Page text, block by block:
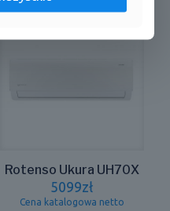
Rotenso Ukura UH70X
5099zł
Cena katalogowa netto